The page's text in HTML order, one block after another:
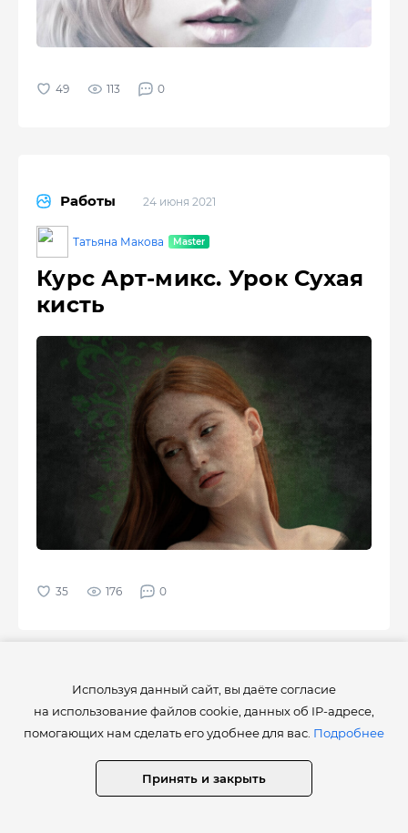
113 0
Работы 24 июня 2021
Татьяна Макова
Курс Арт-микс. Урок Сухая
кисть
176 0
24 февраля 2021
Татьяна Макова
Последний полёт
Используя данный сайт, вы даёте согласие
на использование файлов cookie, данных об IP-адресе,
помогающих нам сделать его удобнее для вас. Подробнее
Принять и закрыть